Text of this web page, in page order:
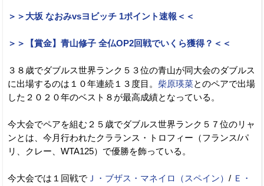
＞＞大坂 なおみvsヨビッチ 1ポイント速報＜＜
＞＞【賞金】青山修子 全仏OP2回戦でいくら獲得？＜＜
３８歳でダブルス世界ランク５３位の青山が同大会のダブルス
に出場するのは１０年連続１３度目。 柴原瑛菜とのペアで出場
した２０２０年のベスト８が最高成績となっている。
今大会でペアを組む２５歳でダブルス世界ランク５７位のリャ
ンとは、今月行われたクラランス・トロフィー（フランス/パ
リ、クレー、WTA125）で優勝を飾っている。
今大会では１回戦で Ｊ・ブザス・マネイロ（スペイン） / Ｅ・